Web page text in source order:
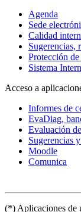
Agenda
Sede
Calidad
Sugerencias,
Protección de
Sistema
Acceso a
Informes de
EvaDiag,
Evaluación
Sugerencias
Moodle
Comunica
(*) Aplicaciones de